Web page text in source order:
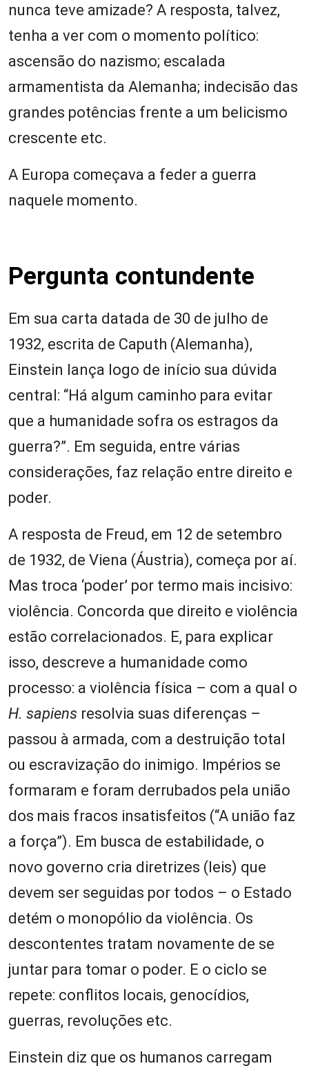
nunca teve amizade? A resposta, talvez,
tenha a ver com o momento político:
ascensão do nazismo; escalada
armamentista da Alemanha; indecisão das
grandes potências frente a um belicismo
crescente etc.
A Europa começava a feder a guerra
naquele momento.
Pergunta contundente
Em sua carta datada de 30 de julho de
1932, escrita de Caputh (Alemanha),
Einstein lança logo de início sua dúvida
central: “Há algum caminho para evitar
que a humanidade sofra os estragos da
guerra?”. Em seguida, entre várias
considerações, faz relação entre direito e
poder.
A resposta de Freud, em 12 de setembro
de 1932, de Viena (Áustria), começa por aí.
Mas troca ‘poder’ por termo mais incisivo:
violência. Concorda que direito e violência
estão correlacionados. E, para explicar
isso, descreve a humanidade como
processo: a violência física – com a qual o
H. sapiens resolvia suas diferenças –
passou à armada, com a destruição total
ou escravização do inimigo. Impérios se
formaram e foram derrubados pela união
dos mais fracos insatisfeitos (“A união faz
a força”). Em busca de estabilidade, o
novo governo cria diretrizes (leis) que
devem ser seguidas por todos – o Estado
detém o monopólio da violência. Os
descontentes tratam novamente de se
juntar para tomar o poder. E o ciclo se
repete: conflitos locais, genocídios,
guerras, revoluções etc.
Einstein diz que os humanos carregam